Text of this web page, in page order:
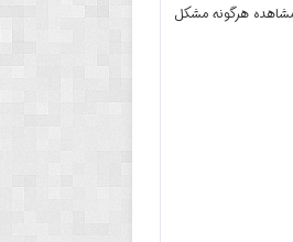
مشاهده هرگونه مشکل